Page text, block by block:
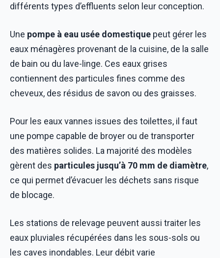
différents types d’effluents selon leur conception.
Une pompe à eau usée domestique peut gérer les
eaux ménagères provenant de la cuisine, de la salle
de bain ou du lave-linge. Ces eaux grises
contiennent des particules fines comme des
cheveux, des résidus de savon ou des graisses.
Pour les eaux vannes issues des toilettes, il faut
une pompe capable de broyer ou de transporter
des matières solides. La majorité des modèles
gèrent des particules jusqu’à 70 mm de diamètre,
ce qui permet d’évacuer les déchets sans risque
de blocage.
Les stations de relevage peuvent aussi traiter les
eaux pluviales récupérées dans les sous-sols ou
les caves inondables. Leur débit varie